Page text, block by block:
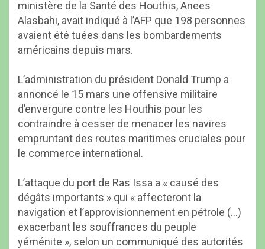
ministère de la Santé des Houthis, Anees
Alasbahi, avait indiqué à l’AFP que 198 personnes
avaient été tuées dans les bombardements
américains depuis mars.
L’administration du président Donald Trump a
annoncé le 15 mars une offensive militaire
d’envergure contre les Houthis pour les
contraindre à cesser de menacer les navires
empruntant des routes maritimes cruciales pour
le commerce international.
L’attaque du port de Ras Issa a « causé des
dégâts importants » qui « affecteront la
navigation et l’approvisionnement en pétrole (…)
exacerbant les souffrances du peuple
yéménite », selon un communiqué des autorités